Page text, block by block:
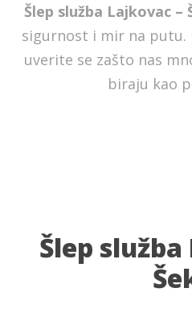
Šlep služba Lajkovac –
sigurnost i mir na putu.
uverite se zašto nas
biraju kao
Šlep